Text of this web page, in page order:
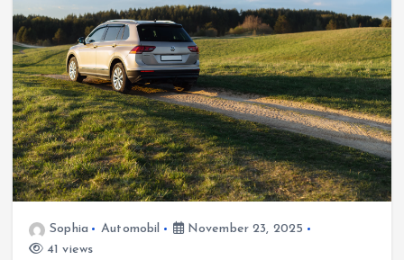
Sophia Automobil
November 23, 2025
41 views